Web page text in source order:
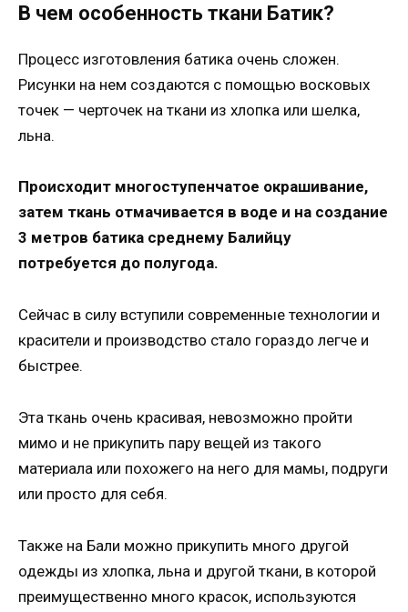
В чем особенность ткани Батик?
Процесс изготовления батика очень сложен.
Рисунки на нем создаются с помощью восковых
точек — черточек на ткани из хлопка или шелка,
льна.
Происходит многоступенчатое окрашивание,
затем ткань отмачивается в воде и на создание
3 метров батика среднему Балийцу
потребуется до полугода.
Сейчас в силу вступили современные технологии и
красители и производство стало гораздо легче и
быстрее.
Эта ткань очень красивая, невозможно пройти
мимо и не прикупить пару вещей из такого
материала или похожего на него для мамы, подруги
или просто для себя.
Также на Бали можно прикупить много другой
одежды из хлопка, льна и другой ткани, в которой
преимущественно много красок, используются